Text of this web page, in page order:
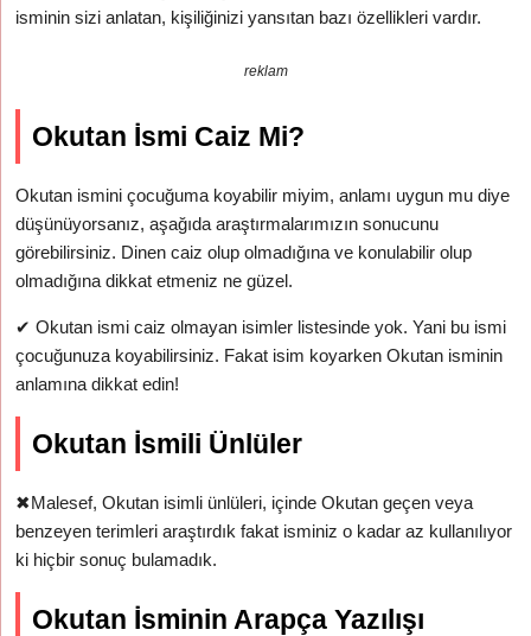
isminin sizi anlatan, kişiliğinizi yansıtan bazı özellikleri vardır.
reklam
Okutan İsmi Caiz Mi?
Okutan ismini çocuğuma koyabilir miyim, anlamı uygun mu diye
düşünüyorsanız, aşağıda araştırmalarımızın sonucunu
görebilirsiniz. Dinen caiz olup olmadığına ve konulabilir olup
olmadığına dikkat etmeniz ne güzel.
✔ Okutan ismi caiz olmayan isimler listesinde yok. Yani bu ismi
çocuğunuza koyabilirsiniz. Fakat isim koyarken Okutan isminin
anlamına dikkat edin!
Okutan İsmili Ünlüler
✖Malesef, Okutan isimli ünlüleri, içinde Okutan geçen veya
benzeyen terimleri araştırdık fakat isminiz o kadar az kullanılıyor
ki hiçbir sonuç bulamadık.
Okutan İsminin Arapça Yazılışı